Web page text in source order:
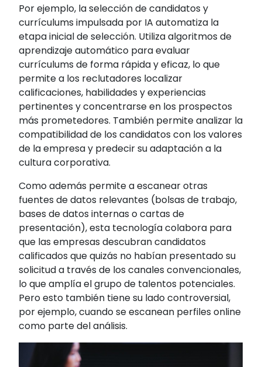
Por ejemplo, la selección de candidatos y
currículums impulsada por IA automatiza la
etapa inicial de selección. Utiliza algoritmos de
aprendizaje automático para evaluar
currículums de forma rápida y eficaz, lo que
permite a los reclutadores localizar
calificaciones, habilidades y experiencias
pertinentes y concentrarse en los prospectos
más prometedores. También permite analizar la
compatibilidad de los candidatos con los valores
de la empresa y predecir su adaptación a la
cultura corporativa.
Como además permite a escanear otras
fuentes de datos relevantes (bolsas de trabajo,
bases de datos internas o cartas de
presentación), esta tecnología colabora para
que las empresas descubran candidatos
calificados que quizás no habían presentado su
solicitud a través de los canales convencionales,
lo que amplía el grupo de talentos potenciales.
Pero esto también tiene su lado controversial,
por ejemplo, cuando se escanean perfiles online
como parte del análisis.